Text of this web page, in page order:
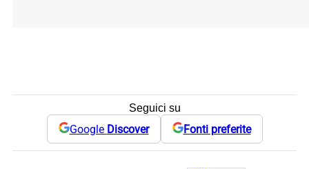
Seguici su
Google Discover Fonti preferite